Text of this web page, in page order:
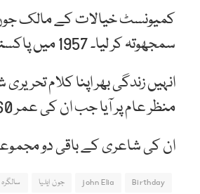
کمیونسٹ خیالات کے مالک
سمجھوتہ کر لیا۔ 1957 میں پاکستان ہجرت کی تو کراچی میں سکونت اختیار کی۔
انہیں زندگی بھر اپنا کلام
منظر عام پر آیا جب ان کی عمر 60 سال تھی۔
ان کی شاعری کے باقی دو مجموعے انکی وفات کے بعد
Birthday
john Elia جون ایلیا سالگرہ